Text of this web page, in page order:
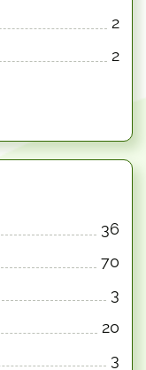
2
2
36
70
3
20
3